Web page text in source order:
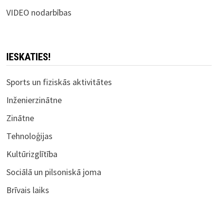
VIDEO nodarbības
IESKATIES!
Sports un fiziskās aktivitātes
Inženierzinātne
Zinātne
Tehnoloģijas
Kultūrizglītība
Sociālā un pilsoniskā joma
Brīvais laiks